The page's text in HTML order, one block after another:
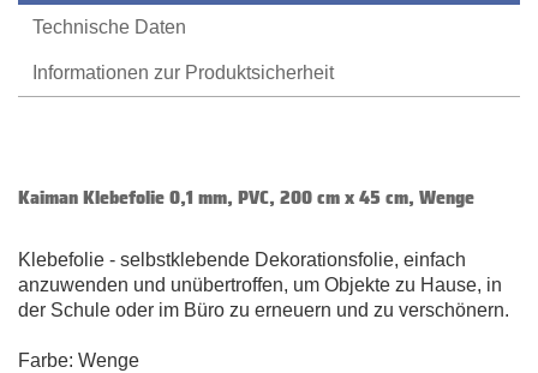
Technische Daten
Informationen zur Produktsicherheit
Kaiman Klebefolie 0,1 mm, PVC, 200 cm x 45 cm, Wenge
Klebefolie - selbstklebende Dekorationsfolie, einfach
anzuwenden und unübertroffen, um Objekte zu Hause, in
der Schule oder im Büro zu erneuern und zu verschönern.
Farbe: Wenge